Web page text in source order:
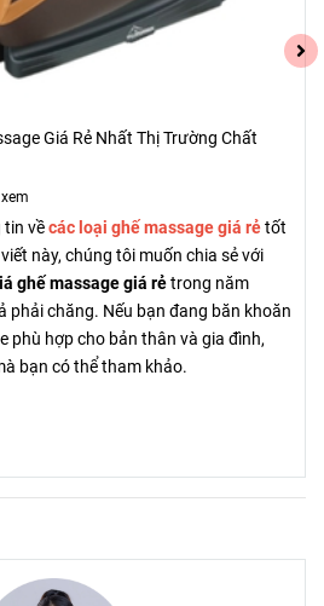
Giá Rẻ Nhất Thị Trường Chất
tin vềcác loại ghế massage giá rẻtốt
này, chúng tôi muốn chia sẻ với
ghế massage giá rẻtrong năm
phải chăng. Nếu bạn đang băn khoăn
phù hợp cho bản thân và gia đình,
bạn có thể tham khảo.